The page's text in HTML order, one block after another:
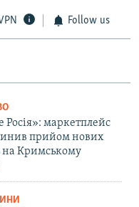
Follow us
Росія»: маркетплейс
прийом нових
на Кримському